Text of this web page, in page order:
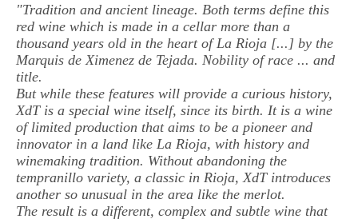
"Tradition and ancient lineage. Both terms define this
red wine which is made in a cellar more than a
thousand years old in the heart of La Rioja [...] by the
Marquis de Ximenez de Tejada. Nobility of race ... and
title.
But while these features will provide a curious history,
XdT is a special wine itself, since its birth. It is a wine
of limited production that aims to be a pioneer and
innovator in a land like La Rioja, with history and
winemaking tradition. Without abandoning the
tempranillo variety, a classic in Rioja, XdT introduces
another so unusual in the area like the merlot.
The result is a different, complex and subtle wine that